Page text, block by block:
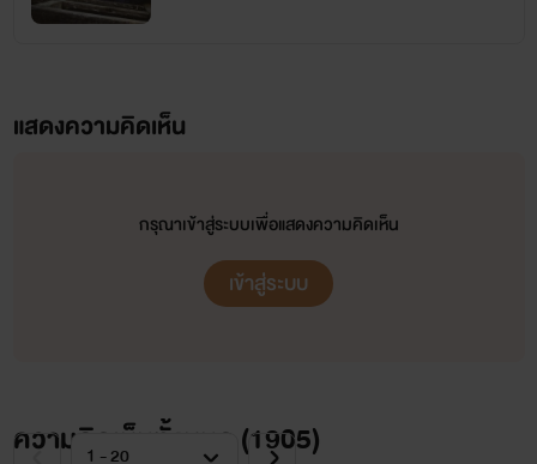
แสดงความคิดเห็น
กรุณาเข้าสู่ระบบเพื่อแสดงความคิดเห็น
เข้าสู่ระบบ
ความคิดเห็นทั้งหมด (1905)